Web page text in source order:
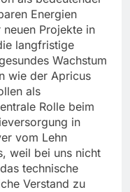
Energien
Projekte in
langfristige
Wachstum
wie der Apricus
als
Rolle beim
in
vom Lehn
weil bei uns nicht
technische
Verstand zu